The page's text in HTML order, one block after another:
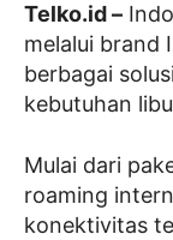
Telko.id –
melalui brand
berbagai
kebutuhan
Mulai dari
roaming
konektivitas